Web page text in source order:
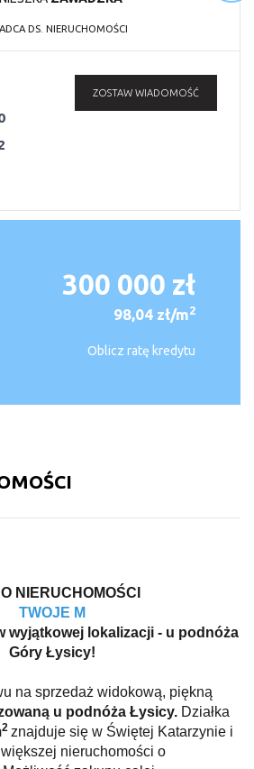
DS. NIERUCHOMOŚCI
ZOSTAW WIADOMOŚĆ
300 000 zł
98,04 zł/m2
Oblicz ratę kredytu
NIERUCHOMOŚCI
TWOJE M
wyjątkowej lokalizacji - u podnóża
Góry Łysicy!
na sprzedaż widokową, piękną
u podnóża Łysicy. Działka
2 znajduje się w Świętej Katarzynie i
nieruchomości o